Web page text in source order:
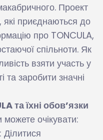
Проект
приєднаються до
про TONCULA,
спільноти. Як
взяти участь у
та заробити значні
та їхні обов’язки
очікувати: